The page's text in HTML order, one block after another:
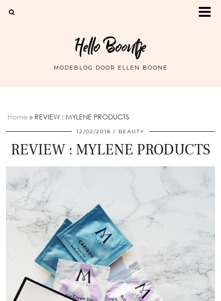
Hello Boontje
MODEBLOG DOOR ELLEN BOONE
Home » REVIEW : MYLENE PRODUCTS
12/02/2018 BEAUTY
REVIEW : MYLENE PRODUCTS